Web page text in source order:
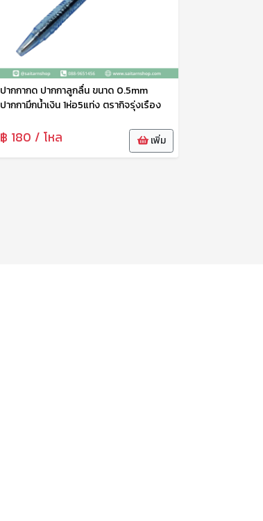
ปากกากด ปากกาลูกลื่น ขนาด 0.5mm
ปากกามึกน้ำเงิน 1ห่อ5แท่ง ตรากิจรุ่งเรือง
฿ 180 / โหล เพิ่ม